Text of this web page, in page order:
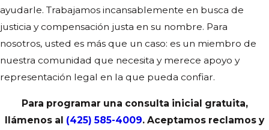
ayudarle. Trabajamos incansablemente en busca de
justicia y compensación justa en su nombre. Para
nosotros, usted es más que un caso: es un miembro de
nuestra comunidad que necesita y merece apoyo y
representación legal en la que pueda confiar.
Para programar una consulta inicial gratuita,
llámenos al (425) 585-4009. Aceptamos reclamos y